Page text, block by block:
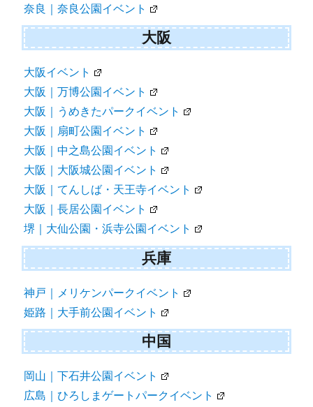
奈良｜奈良公園イベント
大阪
大阪イベント
大阪｜万博公園イベント
大阪｜うめきたパークイベント
大阪｜扇町公園イベント
大阪｜中之島公園イベント
大阪｜大阪城公園イベント
大阪｜てんしば・天王寺イベント
大阪｜長居公園イベント
堺｜大仙公園・浜寺公園イベント
兵庫
神戸｜メリケンパークイベント
姫路｜大手前公園イベント
中国
岡山｜下石井公園イベント
広島｜ひろしまゲートパークイベント